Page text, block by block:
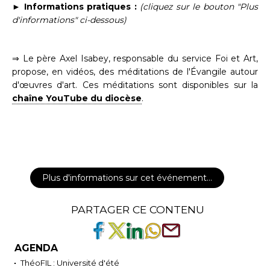
► Informations pratiques : (cliquez sur le bouton "Plus
d'informations" ci-dessous)
⇒ Le père Axel Isabey, responsable du service Foi et Art,
propose, en vidéos, des méditations de l'Évangile autour
d'œuvres d'art. Ces méditations sont disponibles sur la
chaîne YouTube du diocèse.
Plus d'informations sur cet événement…
PARTAGER CE CONTENU
AGENDA
ThéoFIL : Université d'été